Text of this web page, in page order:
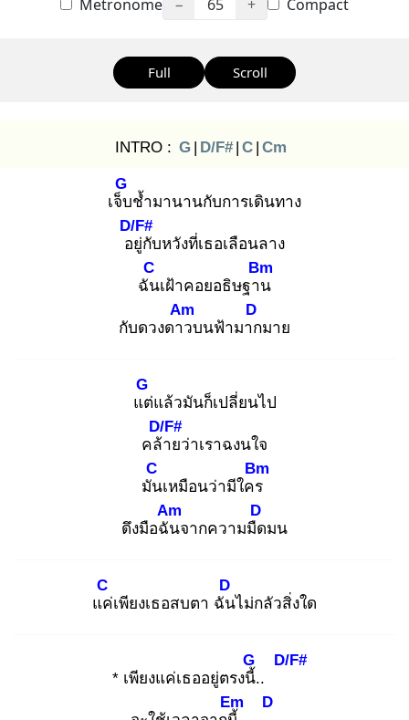
Metronome − 65 + Compact
Full Scroll
INTRO : G | D/F# | C | Cm
เจ็บ
G
ช้ำมานานกับการเดินทาง
อยู่
D/F#
กับหวังที่เธอเลือนลาง
ฉัน
C
เฝ้าคอยอธิษฐาน
Bm
กับดวงดาว
Am
บนฟ้ามาก
D
มาย
แต่
G
แล้วมันก็เปลี่ยนไป
คล้า
D/F#
ยว่าเราฉงนใจ
มัน
C
เหมือนว่ามีใคร
Bm
ดึงมือฉัน
Am
จากความมืด
D
มน
แค่
C
เพียงเธอสบตา ฉัน
D
ไม่กลัวสิ่งใด
* เพียงแค่เธออยู่ตรงนี้.
G
.
D/F#
Em
D